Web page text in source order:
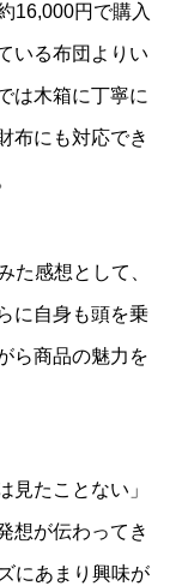
16,000円で購入
いる布団よりい
は木箱に丁寧に
布にも対応でき
た感想として、
に自身も頭を乗
ら商品の魅力を
見たことない」
想が伝わってき
にあまり興味が